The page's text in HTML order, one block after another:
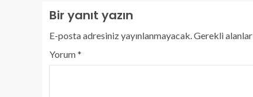
Bir yanıt yazın
E-posta adresiniz yayınlanmayacak. Gerekli alanlar
Yorum*